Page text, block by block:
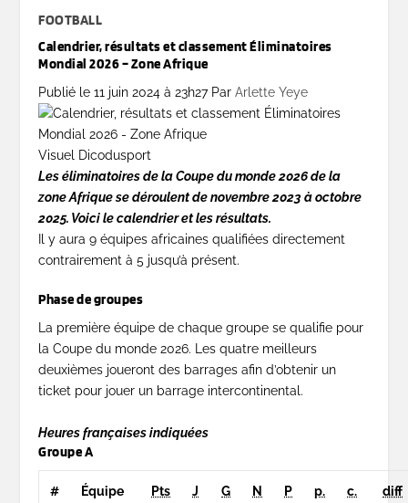
FOOTBALL
Calendrier, résultats et classement Éliminatoires
Mondial 2026 – Zone Afrique
Publié le11 juin 2024à 23h27 ParArlette Yeye
Visuel Dicodusport
Les éliminatoires de la Coupe du monde 2026 de la
zone Afrique se déroulent de novembre 2023 à octobre
2025. Voici le calendrier et les résultats.
Il y aura 9 équipes africaines qualifiées directement
contrairement à 5 jusqu’à présent.
Phase de groupes
La première équipe de chaque groupe se qualifie pour
la Coupe du monde 2026. Les quatre meilleurs
deuxièmes joueront des barrages afin d’obtenir un
ticket pour jouer un barrage intercontinental.
Heures françaises indiquées
Groupe A
# Équipe Pts J G N P p. c. diff